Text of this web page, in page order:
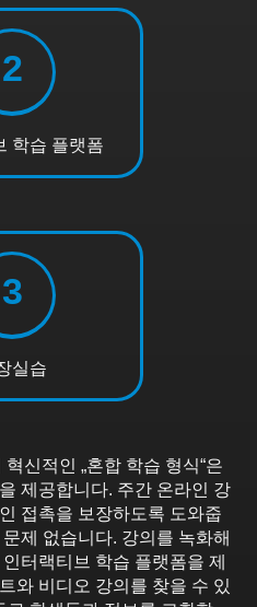
2
학습 플랫폼
3
실습
신적인 „혼합 학습 형식“은
제공합니다. 주간 온라인 강
접촉을 보장하도록 도와줍
제 없습니다. 강의를 녹화해
터랙티브 학습 플랫폼을 제
와 비디오 강의를 찾을 수 있